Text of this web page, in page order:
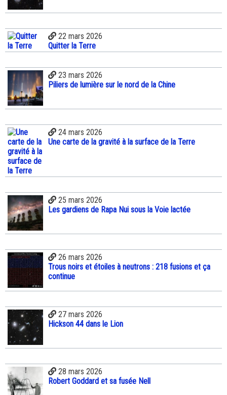
22 mars 2026
Quitter la Terre
23 mars 2026
Piliers de lumière sur le nord de la Chine
24 mars 2026
Une carte de la gravité à la surface de la Terre
25 mars 2026
Les gardiens de Rapa Nui sous la Voie lactée
26 mars 2026
Trous noirs et étoiles à neutrons : 218 fusions et ça
continue
27 mars 2026
Hickson 44 dans le Lion
28 mars 2026
Robert Goddard et sa fusée Nell